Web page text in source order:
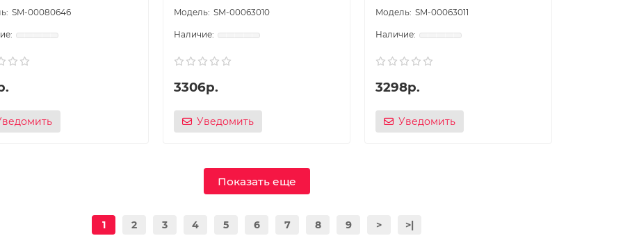
SM-00080646 SM-00063010
3306р.
Уведомить
SM-00063011
3298р.
Уведомить
Показать еще
1 2 3 4 5 6 7 8 9 > >|